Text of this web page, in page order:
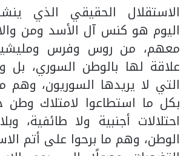
الاستقلال الحقيقي الذي
اليوم هو كنس آل الأسد ومن
معهم، من روس وفرس
علاقة لها بالوطن السوري، بل
التي لا يريدها السوريون، وهم
بكل ما استطاعوا لامتلاك وطن
احتلالات أجنبية ولا طائفية،
الوطن، وهم ما برحوا على أتم